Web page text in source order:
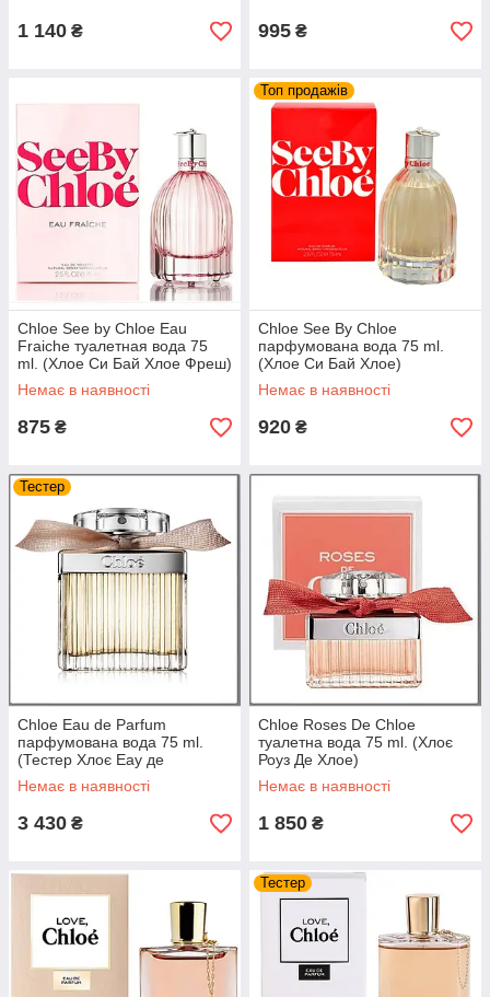
1 140 ₴ 995 ₴
Chloe See by Chloe Eau
Fraiche туалетная вода 75
ml. (Хлое Си Бай Хлое Фреш)
Немає в наявності
875 ₴
Топ продажів
Chloe See By Chloe
парфумована вода 75 ml.
(Хлое Си Бай Хлое)
Немає в наявності
920 ₴
Тестер
Chloe Eau de Parfum
парфумована вода 75 ml.
(Тестер Хлоє Еау де
Парфуми)
Немає в наявності
3 430 ₴
Chloe Roses De Chloe
туалетна вода 75 ml. (Хлоє
Роуз Де Хлое)
Немає в наявності
1 850 ₴
Тестер